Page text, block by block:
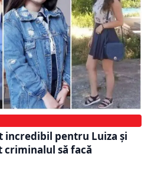
incredibil pentru Luiza și
criminalul să facă